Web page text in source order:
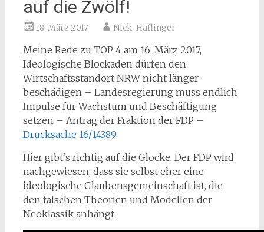
auf die Zwölf!
18. März 2017 Nick_Haflinger
Meine Rede zu TOP 4 am 16. März 2017,
Ideologische Blockaden dürfen den
Wirtschaftsstandort NRW nicht länger
beschädigen – Landesregierung muss endlich
Impulse für Wachstum und Beschäftigung
setzen – Antrag der Fraktion der FDP –
Drucksache 16/14389
Hier gibt’s richtig auf die Glocke. Der FDP wird
nachgewiesen, dass sie selbst eher eine
ideologische Glaubensgemeinschaft ist, die
den falschen Theorien und Modellen der
Neoklassik anhängt.